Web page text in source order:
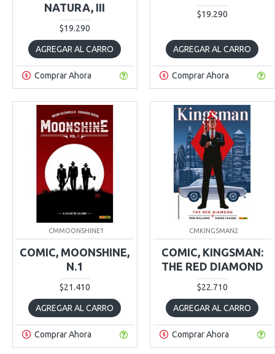
NATURA, III
$19.290
AGREGAR AL CARRO
Comprar Ahora
$19.290
AGREGAR AL CARRO
Comprar Ahora
CMMOONSHINE1
COMIC, MOONSHINE,
N.1
$21.410
AGREGAR AL CARRO
Comprar Ahora
CMKINGSMAN2
COMIC, KINGSMAN:
THE RED DIAMOND
$22.710
AGREGAR AL CARRO
Comprar Ahora